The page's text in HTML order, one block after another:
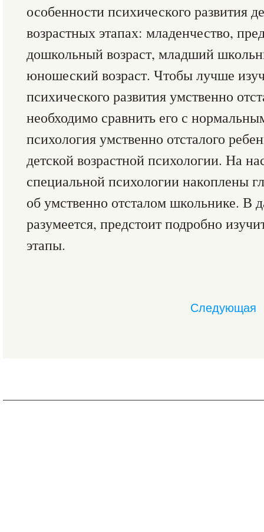
особенности психического развития
возрастных этапах: младенчество,
дошкольный возраст, младший
юношеский возраст. Чтобы лучше
психического развития умственно
необходимо сравнить его с
психология умственно отсталого
детской возрастной психологии. На
специальной психологии накоплены
об умственно отсталом школьнике. В
разумеется, предстоит подробно
этапы.
Следующая